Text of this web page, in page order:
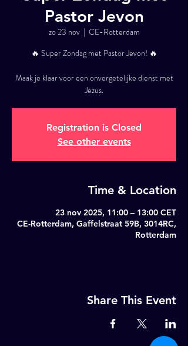
Pastor Jevon
zo 23 nov
  |
CE-Rotterdam
🔥 Super Zondag met Pastor Jevon! 🔥
Maak je klaar voor een onvergetelijke dienst met
Jezus.
Registration is Closed
See other events
Time & Location
23 nov 2025, 11:00 – 13:00 CET
CE-Rotterdam, Gaffelstraat 59B, 3014RC,
Rotterdam
Share This Event